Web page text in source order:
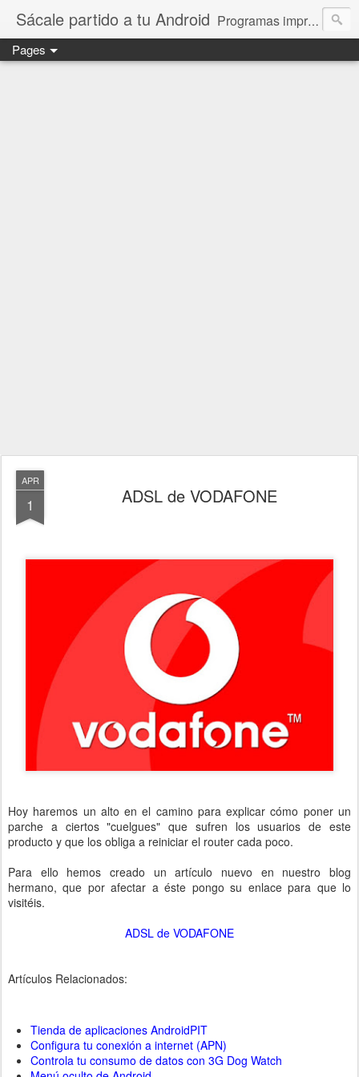
Sácale partido a tu Android Programas imprescindibles para tu dispositivo android. Las mejores apps.
Pages
APR
1 ADSL de VODAFONE
Hoy haremos un alto en el camino para explicar cómo poner un
parche a ciertos "cuelgues" que sufren los usuarios de este
producto y que los obliga a reiniciar el router cada poco.
Para ello hemos creado un artículo nuevo en nuestro blog
hermano, que por afectar a éste pongo su enlace para que lo
visitéis.
ADSL de VODAFONE
Artículos Relacionados:
Tienda de aplicaciones AndroidPIT
Configura tu conexión a internet (APN)
Controla tu consumo de datos con 3G Dog Watch